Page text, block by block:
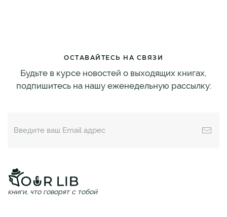
ОСТАВАЙТЕСЬ НА СВЯЗИ
Будьте в курсе новостей о выходящих книгах,
подпишитесь на нашу еженедельную рассылку:
книги, что говорят с тобой